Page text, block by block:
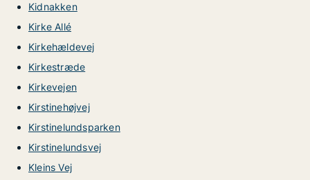
Kidnakken
Kirke Allé
Kirkehældevej
Kirkestræde
Kirkevejen
Kirstinehøjvej
Kirstinelundsparken
Kirstinelundsvej
Kleins Vej